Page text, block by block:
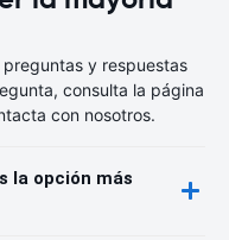
y respuestas
consulta la página
con nosotros.
la opción más